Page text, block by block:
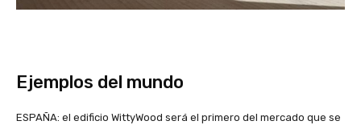
Ejemplos del mundo
ESPAÑA: el edificio WittyWood será el primero del mercado que se